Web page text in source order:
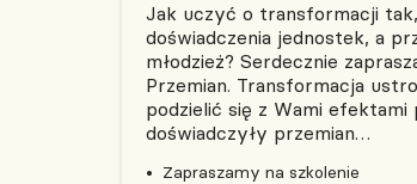
Jak uczyć o transformacji
doświadczenia jednostek, a
młodzież? Serdecznie
Przemian. Transformacja
podzielić się z Wami
doświadczyły przemian…
Zapraszamy na szkolenie